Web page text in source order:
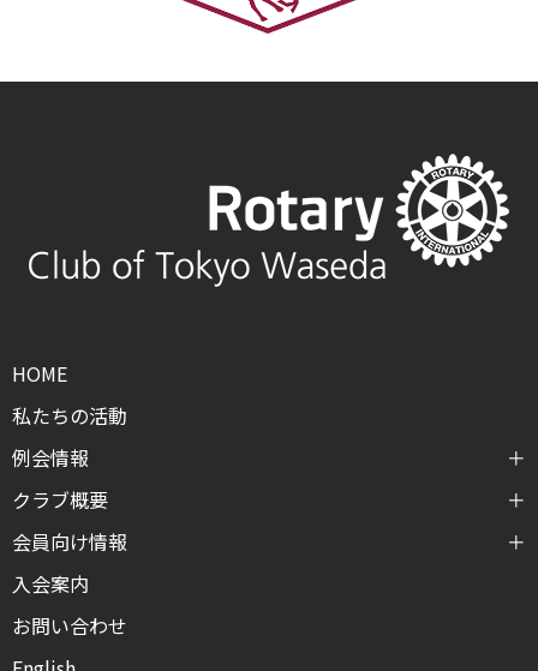
HOME
私たちの活動
例会情報
クラブ概要
会員向け情報
入会案内
お問い合わせ